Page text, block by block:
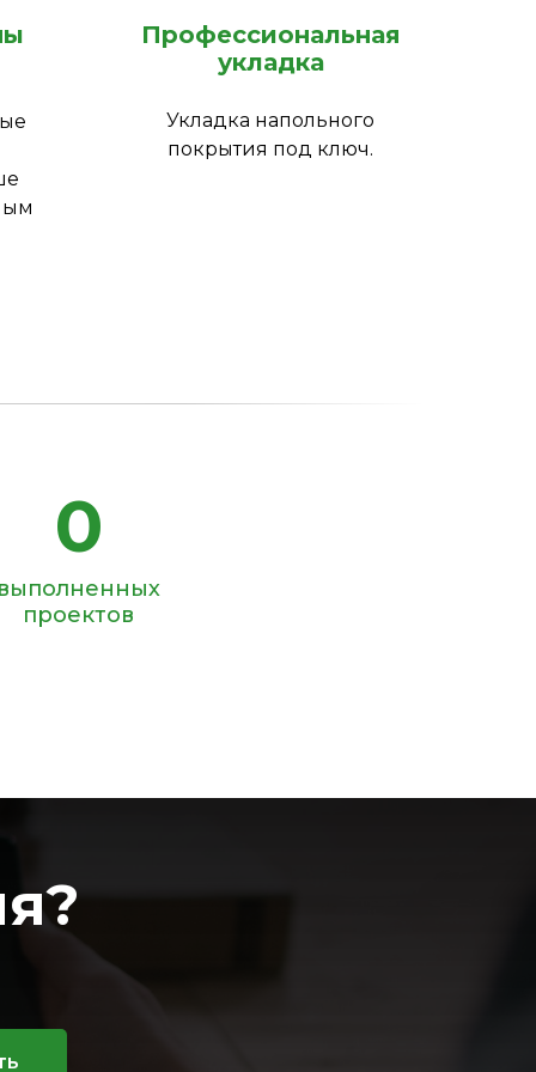
Профессиональная
укладка
Укладка напольного
покрытия под ключ.
0
проектов